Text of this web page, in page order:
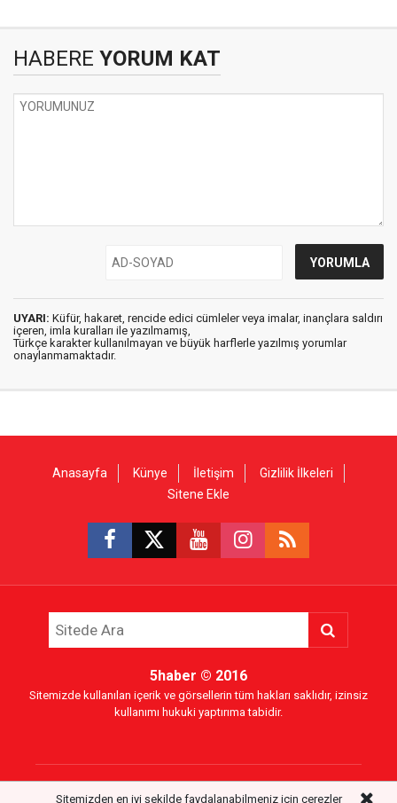
HABERE YORUM KAT
UYARI: Küfür, hakaret, rencide edici cümleler veya imalar, inançlara saldırı
içeren, imla kuralları ile yazılmamış,
Türkçe karakter kullanılmayan ve büyük harflerle yazılmış yorumlar
onaylanmamaktadır.
Anasayfa Künye İletişim
Gizlilik İlkeleri
Sitene Ekle
5haber © 2016
Sitemizde kullanılan içerik ve görsellerin tüm hakları saklıdır, izinsiz
kullanımı hukuki yaptırıma tabidir.
Sitemizden en iyi şekilde faydalanabilmeniz için çerezler